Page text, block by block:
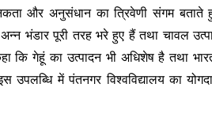
और अनुसंधान का त्रिवेणी संगम
भंडार पूरी तरह भरे हुए हैं तथा चावल
कि गेहूं का उत्पादन भी अधिशेष है तथा
उपलब्धि में पंतनगर विश्वविद्यालय का